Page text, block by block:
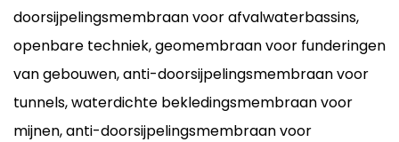
doorsijpelingsmembraan voor afvalwaterbassins,
openbare techniek, geomembraan voor funderingen
van gebouwen, anti-doorsijpelingsmembraan voor
tunnels, waterdichte bekledingsmembraan voor
mijnen, anti-doorsijpelingsmembraan voor